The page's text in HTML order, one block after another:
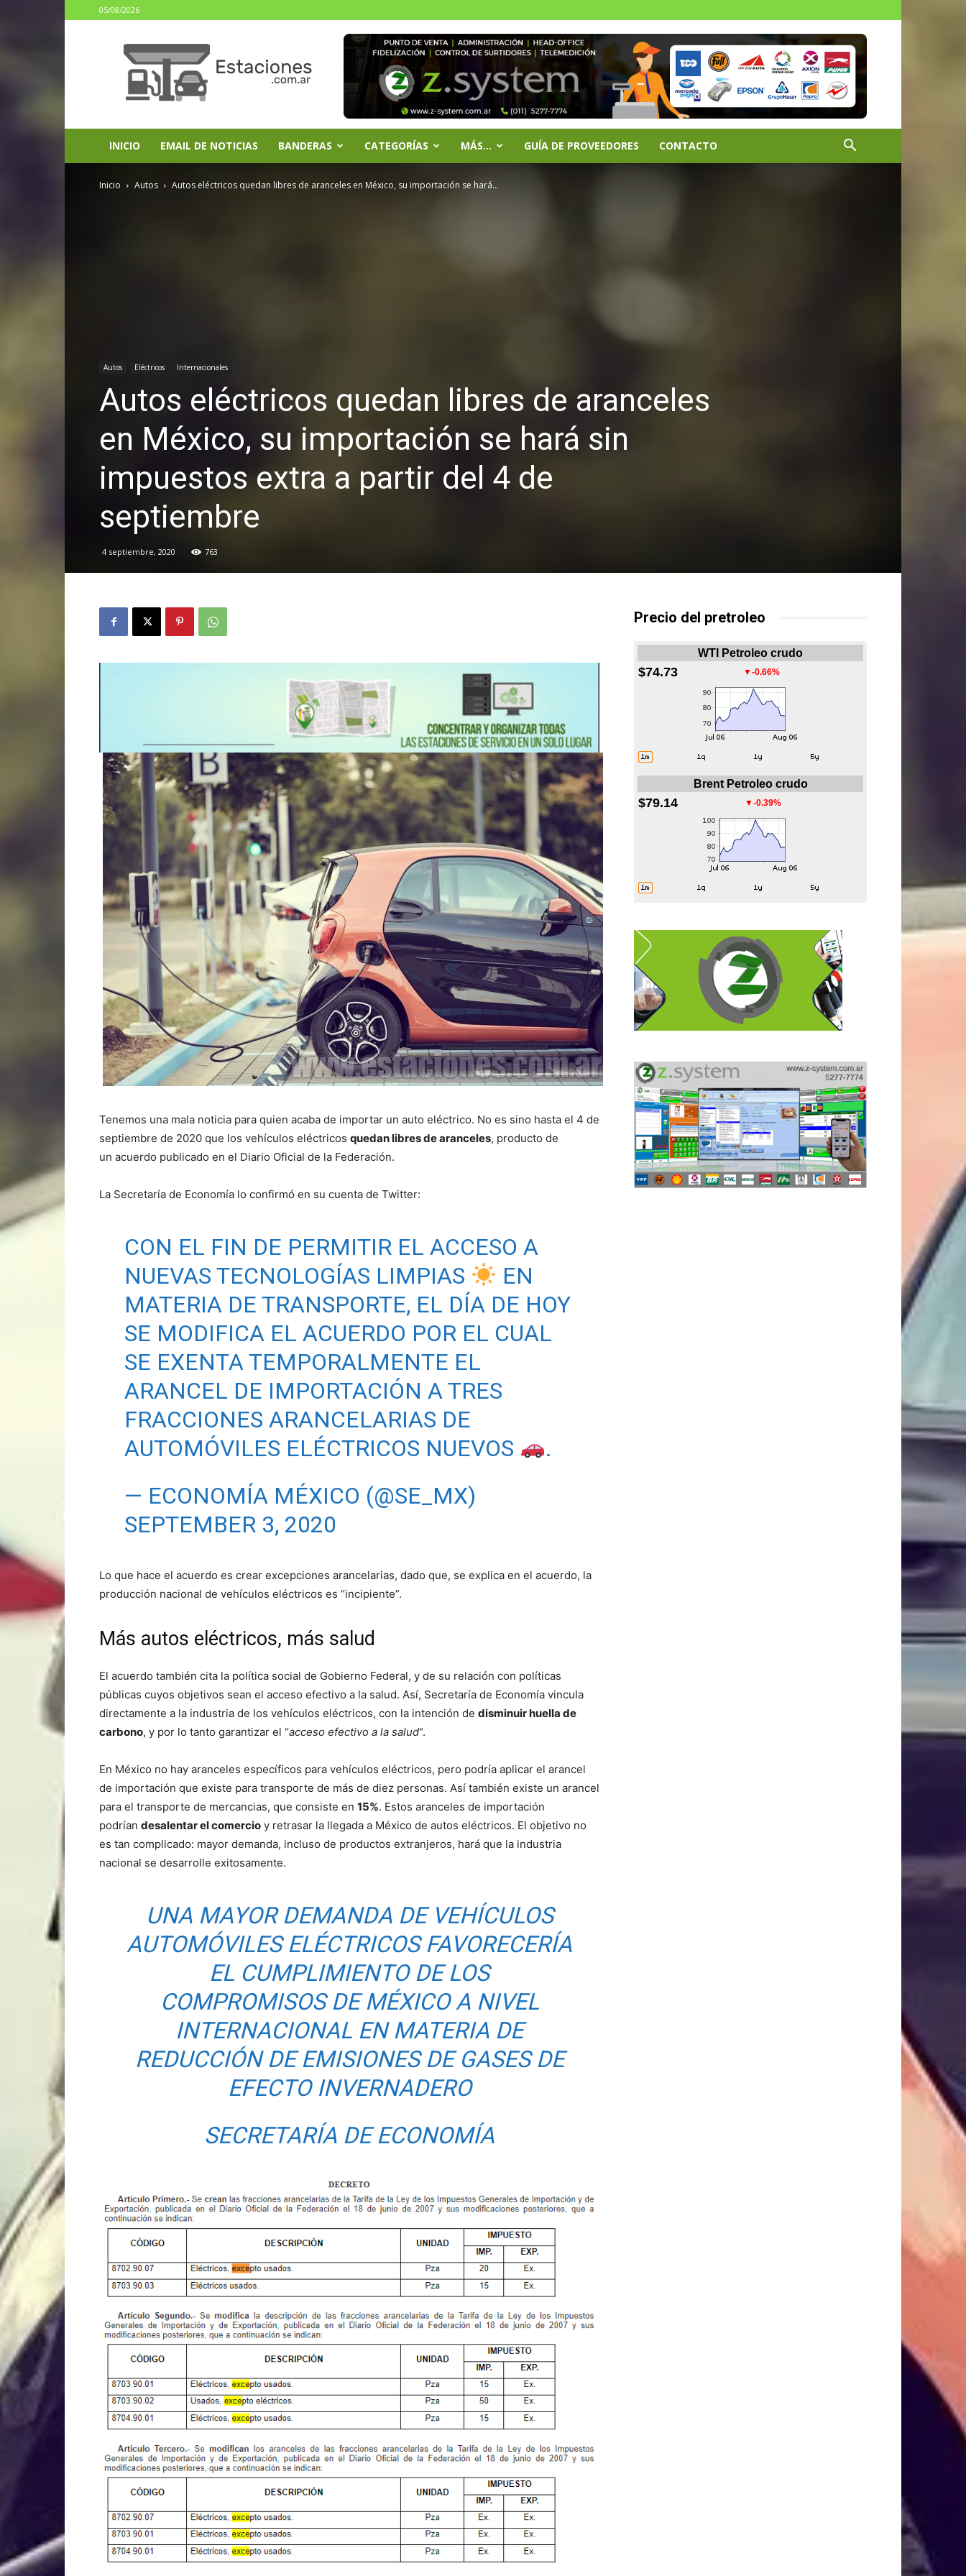
05/08/2026
INICIO EMAIL DE NOTICIAS BANDERAS CATEGORÍAS MÁS… GUÍA DE PROVEEDORES CONTACTO
Inicio Autos Autos eléctricos quedan libres de aranceles en México, su importación se hará...
Autos Eléctricos Internacionales
Autos eléctricos quedan libres de aranceles
en México, su importación se hará sin
impuestos extra a partir del 4 de
septiembre
4 septiembre, 2020 763
Tenemos una mala noticia para quien acaba de importar un auto eléctrico. No es sino hasta el 4 de
septiembre de 2020 que los vehículos eléctricos quedan libres de aranceles, producto de
un acuerdo publicado en el Diario Oficial de la Federación.
La Secretaría de Economía lo confirmó en su cuenta de Twitter:
CON EL FIN DE PERMITIR EL ACCESO A
NUEVAS TECNOLOGÍAS LIMPIAS
EN
MATERIA DE TRANSPORTE, EL DÍA DE HOY
SE MODIFICA EL ACUERDO POR EL CUAL
SE EXENTA TEMPORALMENTE EL
ARANCEL DE IMPORTACIÓN A TRES
FRACCIONES ARANCELARIAS DE
AUTOMÓVILES ELÉCTRICOS NUEVOS
.
— ECONOMÍA MÉXICO (@SE_MX)
SEPTEMBER 3, 2020
Lo que hace el acuerdo es crear excepciones arancelarias, dado que, se explica en el acuerdo, la
producción nacional de vehículos eléctricos es “incipiente”.
Más autos eléctricos, más salud
El acuerdo también cita la política social de Gobierno Federal, y de su relación con políticas
públicas cuyos objetivos sean el acceso efectivo a la salud. Así, Secretaría de Economía vincula
directamente a la industria de los vehículos eléctricos, con la intención de disminuir huella de
carbono, y por lo tanto garantizar el “acceso efectivo a la salud“.
En México no hay aranceles específicos para vehículos eléctricos, pero podría aplicar el arancel
de importación que existe para transporte de más de diez personas. Así también existe un arancel
para el transporte de mercancias, que consiste en 15%. Estos aranceles de importación
podrían desalentar el comercio y retrasar la llegada a México de autos eléctricos. El objetivo no
es tan complicado: mayor demanda, incluso de productos extranjeros, hará que la industria
nacional se desarrolle exitosamente.
UNA MAYOR DEMANDA DE VEHÍCULOS
AUTOMÓVILES ELÉCTRICOS FAVORECERÍA
EL CUMPLIMIENTO DE LOS
COMPROMISOS DE MÉXICO A NIVEL
INTERNACIONAL EN MATERIA DE
REDUCCIÓN DE EMISIONES DE GASES DE
EFECTO INVERNADERO
SECRETARÍA DE ECONOMÍA
Precio del pretroleo
WTI Petroleo crudo
$74.73 ▼-0.66%
Brent Petroleo crudo
$79.14 ▼-0.39%